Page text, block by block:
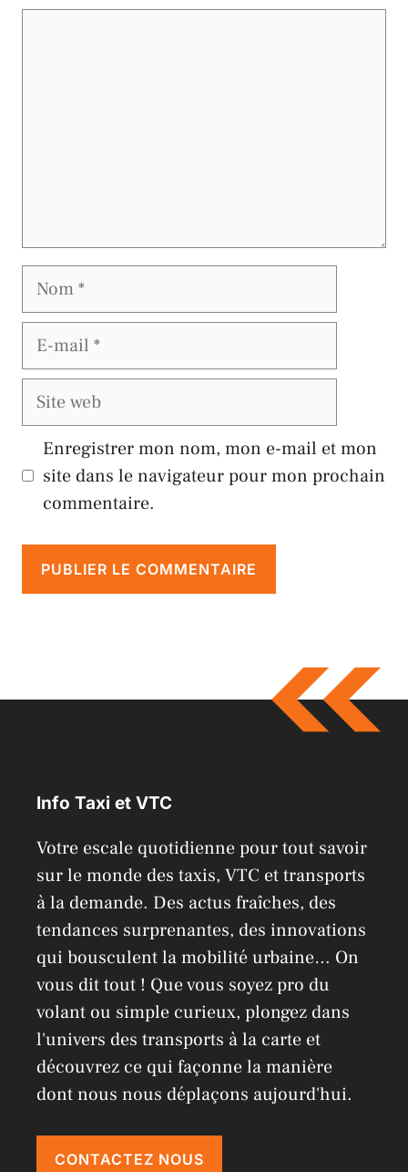
Nom
E-
Site
Enregistrer mon nom, mon e-mail et mon
site dans le navigateur pour mon prochain
commentaire.
e
Info Taxi et VTC
Votre escale quotidienne pour tout savoir
sur le monde des taxis, VTC et transports
à la demande. Des actus fraîches, des
tendances surprenantes, des innovations
qui bousculent la mobilité urbaine… On
vous dit tout ! Que vous soyez pro du
volant ou simple curieux, plongez dans
l'univers des transports à la carte et
découvrez ce qui façonne la manière
dont nous nous déplaçons aujourd'hui.
CONTACTEZ NOUS